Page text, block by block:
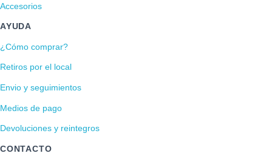
Accesorios
AYUDA
¿Cómo comprar?
Retiros por el local
Envio y seguimientos
Medios de pago
Devoluciones y reintegros
CONTACTO